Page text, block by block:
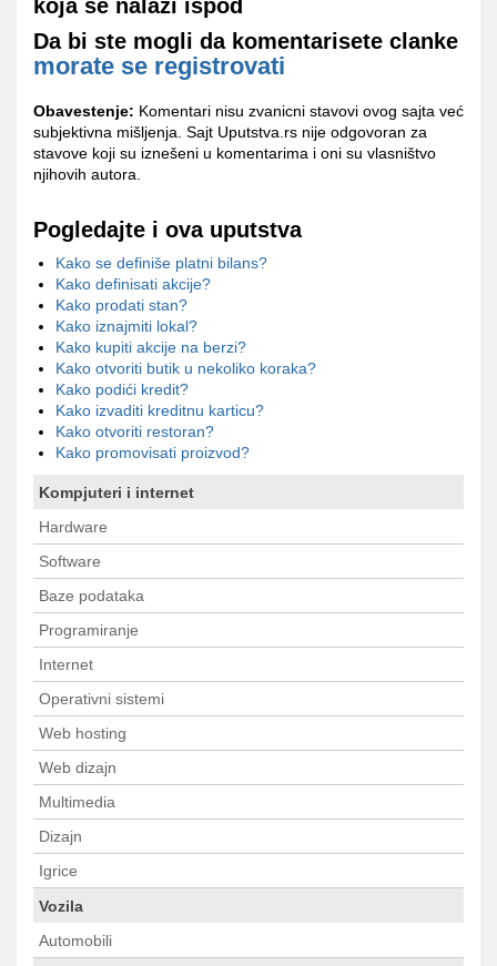
koja se nalazi ispod
Da bi ste mogli da komentarisete clanke
morate se registrovati
Obavestenje: Komentari nisu zvanicni stavovi ovog sajta već
subjektivna mišljenja. Sajt Uputstva.rs nije odgovoran za
stavove koji su iznešeni u komentarima i oni su vlasništvo
njihovih autora.
Pogledajte i ova uputstva
Kako se definiše platni bilans?
Kako definisati akcije?
Kako prodati stan?
Kako iznajmiti lokal?
Kako kupiti akcije na berzi?
Kako otvoriti butik u nekoliko koraka?
Kako podići kredit?
Kako izvaditi kreditnu karticu?
Kako otvoriti restoran?
Kako promovisati proizvod?
Kompjuteri i internet
Hardware
Software
Baze podataka
Programiranje
Internet
Operativni sistemi
Web hosting
Web dizajn
Multimedia
Dizajn
Igrice
Vozila
Automobili